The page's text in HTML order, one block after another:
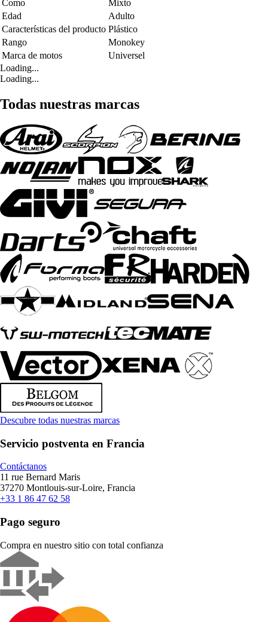
Como
Mixto
Edad
Adulto
Características del producto Plástico
Rango
Monokey
Marca de motos
Universel
Loading...
Loading...
Todas nuestras marcas
Descubre todas nuestras marcas
Servicio postventa en Francia
Contáctanos
11 rue Bernard Maris
37270 Montlouis-sur-Loire, Francia
+33 1 86 47 62 58
Pago seguro
Compra en nuestro sitio con total confianza